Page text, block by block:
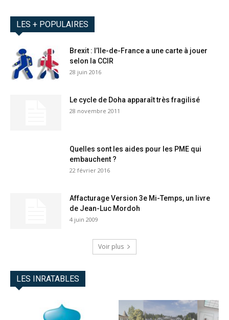
LES + POPULAIRES
Brexit : l’Ile-de-France a une carte à jouer
selon la CCIR
28 juin 2016
Le cycle de Doha apparaît très fragilisé
28 novembre 2011
Quelles sont les aides pour les PME qui
embauchent ?
22 février 2016
Affacturage Version 3e Mi-Temps, un livre
de Jean-Luc Mordoh
4 juin 2009
Voir plus
LES INRATABLES